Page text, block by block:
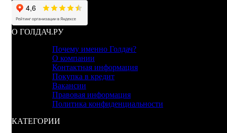
О ГОЛДАЧ.РУ
Почему именно Голдач?
О компании
Контактная информация
Покупка в кредит
Вакансии
Правовая информация
Политика конфиденциальности
КАТЕГОРИИ